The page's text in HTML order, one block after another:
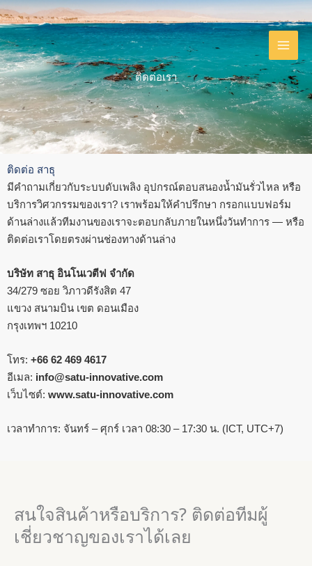
Skip
to
content
ติดต่อเรา
ติดต่อ สาธุ
มีคำถามเกี่ยวกับระบบดับเพลิง อุปกรณ์ตอบสนองน้ำมันรั่วไหล หรือ
บริการวิศวกรรมของเรา? เราพร้อมให้คำปรึกษา กรอกแบบฟอร์ม
ด้านล่างแล้วทีมงานของเราจะตอบกลับภายในหนึ่งวันทำการ — หรือ
ติดต่อเราโดยตรงผ่านช่องทางด้านล่าง
บริษัท สาธุ อินโนเวตีฟ จำกัด
34/279 ซอย วิภาวดีรังสิต 47
แขวง สนามบิน เขต ดอนเมือง
กรุงเทพฯ 10210
โทร: +66 62 469 4617
อีเมล: info@satu-innovative.com
เว็บไซต์: www.satu-innovative.com
เวลาทำการ: จันทร์ – ศุกร์ เวลา 08:30 – 17:30 น. (ICT, UTC+7)
สนใจสินค้าหรือบริการ? ติดต่อทีมผู้
เชี่ยวชาญของเราได้เลย